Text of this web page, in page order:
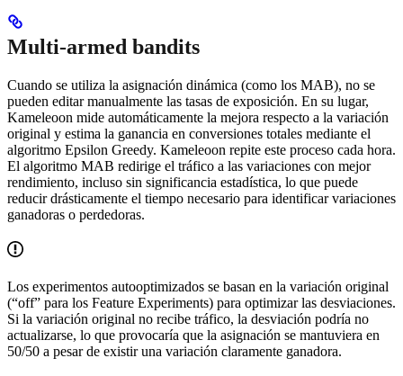
Multi-armed bandits
Cuando se utiliza la asignación dinámica (como los MAB), no se
pueden editar manualmente las tasas de exposición. En su lugar,
Kameleoon mide automáticamente la mejora respecto a la variación
original y estima la ganancia en conversiones totales mediante el
algoritmo Epsilon Greedy. Kameleoon repite este proceso cada hora.
El algoritmo MAB redirige el tráfico a las variaciones con mejor
rendimiento, incluso sin significancia estadística, lo que puede
reducir drásticamente el tiempo necesario para identificar variaciones
ganadoras o perdedoras.
Los experimentos autooptimizados se basan en la variación original
(“off” para los Feature Experiments) para optimizar las desviaciones.
Si la variación original no recibe tráfico, la desviación podría no
actualizarse, lo que provocaría que la asignación se mantuviera en
50/50 a pesar de existir una variación claramente ganadora.